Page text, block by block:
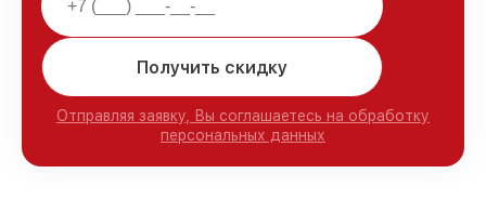
Получить скидку
Отправляя заявку, Вы соглашаетесь на обработку
персональных данных